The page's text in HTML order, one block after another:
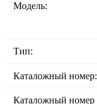
Модель:
Тип:
Каталожный номер:
Каталожный номер